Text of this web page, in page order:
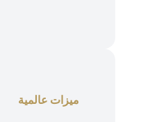
ميزات عالمية